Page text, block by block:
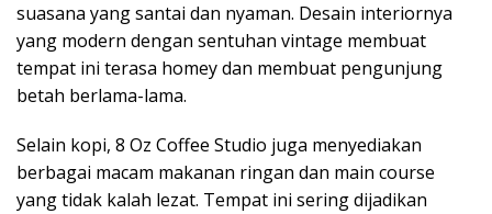
suasana yang santai dan nyaman. Desain interiornya
yang modern dengan sentuhan vintage membuat
tempat ini terasa homey dan membuat pengunjung
betah berlama-lama.
Selain kopi, 8 Oz Coffee Studio juga menyediakan
berbagai macam makanan ringan dan main course
yang tidak kalah lezat. Tempat ini sering dijadikan